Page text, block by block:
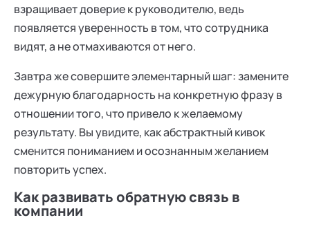
взращивает доверие к руководителю, ведь
появляется уверенность в том, что сотрудника
видят, а не отмахиваются от него.
Завтра же совершите элементарный шаг: замените
дежурную благодарность на конкретную фразу в
отношении того, что привело к желаемому
результату. Вы увидите, как абстрактный кивок
сменится пониманием и осознанным желанием
повторить успех.
Как развивать обратную связь в
компании